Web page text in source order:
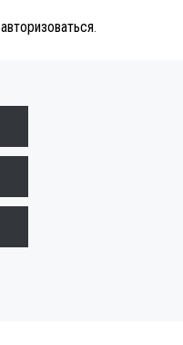
авторизоваться.